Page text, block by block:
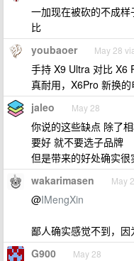
一加现在被砍的不成
比
youbaoer May 28
手持 X9 Ultra 对比 X6
真耐用，X6Pro 新换
jaleo May 28
你说的这些缺点 除了
要好 就不要选子品牌
但是带来的好处确实
wakarimasen May
@IMengXin
鄙人确实感觉不到，因
G900 May 28